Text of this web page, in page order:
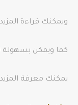
ويمكنك قراءة
كما ويمكن بسهولة
يمكنك معرفة